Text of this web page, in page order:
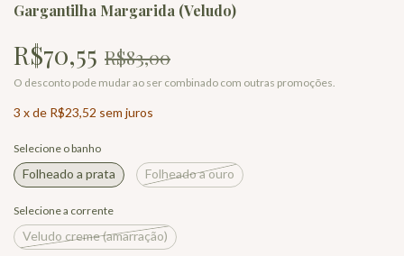
Gargantilha Margarida (Veludo)
R$70,55 R$83,00
O desconto pode mudar ao ser combinado com outras promoções.
3 xde R$23,52 sem juros
Selecione o banho
Folheado a prata Folheado a ouro
Selecione a corrente
Veludo creme (amarração)